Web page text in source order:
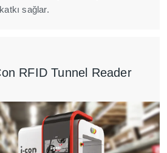
sağlar.
RFID Tunnel Reader